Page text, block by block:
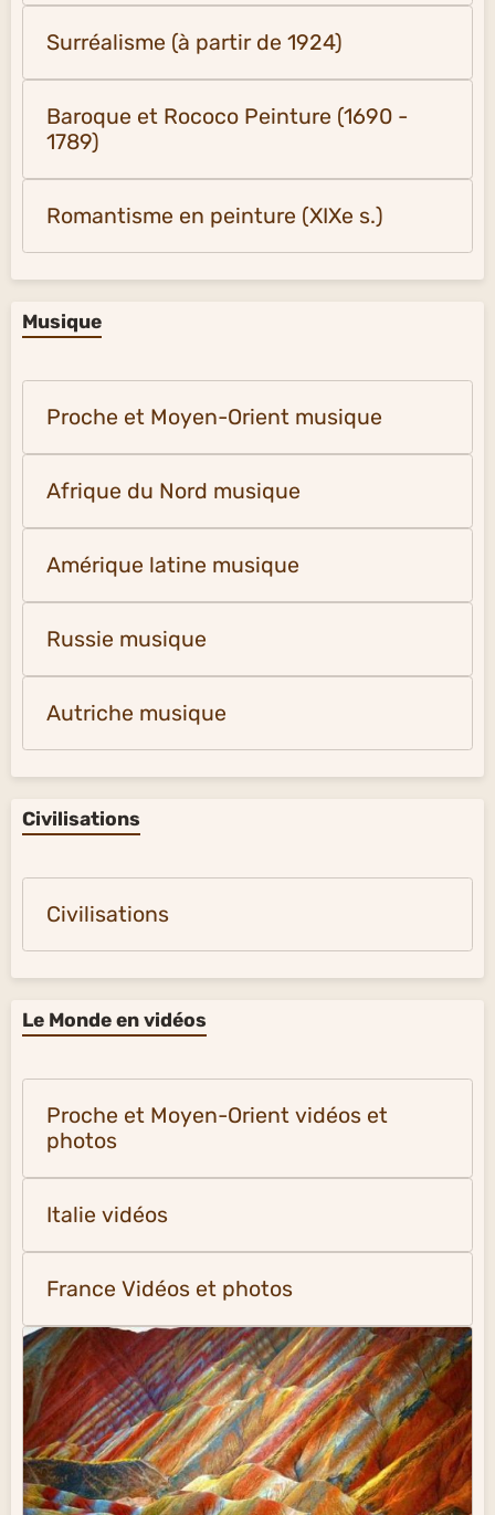
Surréalisme (à partir de 1924)
Baroque et Rococo Peinture (1690 -
1789)
Romantisme en peinture (XIXe s.)
Musique
Proche et Moyen-Orient musique
Afrique du Nord musique
Amérique latine musique
Russie musique
Autriche musique
Civilisations
Civilisations
Le Monde en vidéos
Proche et Moyen-Orient vidéos et
photos
Italie vidéos
France Vidéos et photos